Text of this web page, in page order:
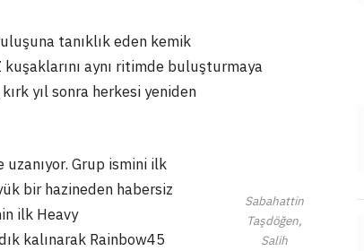
tanıklık eden kemik
aynı ritimde buluşturmaya
yıl sonra herkesi yeniden
Sabahattin
Taşdöğen,
Salih
uzanıyor. Grup ismini ilk
bir hazineden habersiz
ilk Heavy
kalınarak Rainbow45